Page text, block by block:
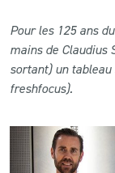
Pour les 125 ans
mains de Claudius
sortant) un
freshfocus).